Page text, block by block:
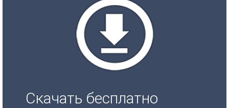
Скачать бесплатно